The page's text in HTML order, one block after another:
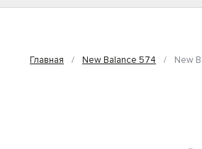
Главная / New Balance 574 / New